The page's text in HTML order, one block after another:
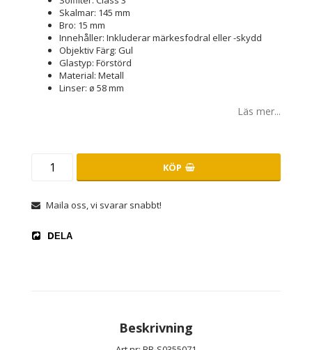
Skalmar: 145 mm
Bro: 15 mm
Innehåller: Inkluderar märkesfodral eller -skydd
Objektiv Färg: Gul
Glastyp: Förstörd
Material: Metall
Linser: ø 58 mm
Läs mer...
KÖP
Maila oss, vi svarar snabbt!
DELA
Beskrivning